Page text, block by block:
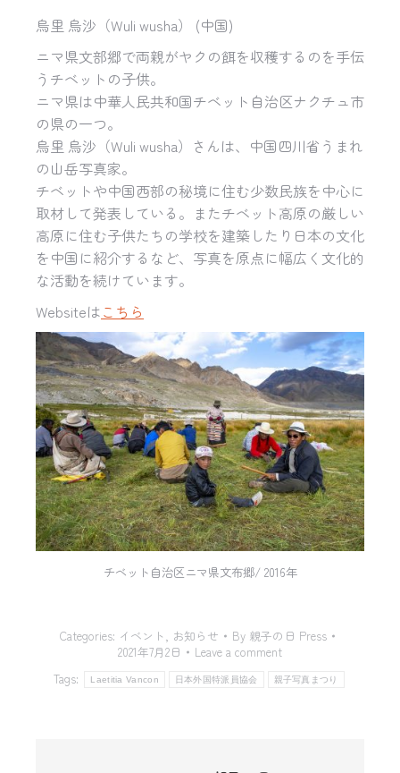
烏里 烏沙（Wuli wusha） (中国)
ニマ県文部郷で両親がヤクの餌を収穫するのを手伝
うチベットの子供。
ニマ県は中華人民共和国チベット自治区ナクチュ市
の県の一つ。
烏里 烏沙（Wuli wusha）さんは、中国四川省うまれ
の山岳写真家。
チベットや中国西部の秘境に住む少数民族を中心に
取材して発表している。またチベット高原の厳しい
高原に住む子供たちの学校を建築したり日本の文化
を中国に紹介するなど、写真を原点に幅広く文化的
な活動を続けています。
Websiteはこちら
チベット自治区ニマ県文布郷/ 2016年
Categories: イベント お知らせ By 親子の日 Press
2021年7月2日
Leave a comment
Tags:
Laetitia Vancon 日本外国特派員協会 親子写真まつり